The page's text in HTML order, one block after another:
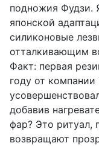
подножия Фудзи.
японской
силиконовые
отталкивающим
Факт: первая
году от
добавив
фар? Это ритуал,
возвращают